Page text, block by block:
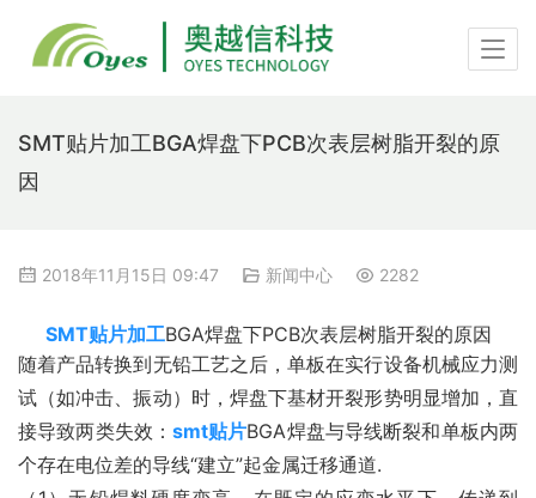
SMT贴片加工BGA焊盘下PCB次表层树脂开裂的原
因
2018年11月15日 09:47 新闻中心 2282
SMT贴片加工BGA焊盘下PCB次表层树脂开裂的原因
随着产品转换到无铅工艺之后，单板在实行设备机械应力测
试（如冲击、振动）时，焊盘下基材开裂形势明显增加，直
接导致两类失效：smt贴片BGA焊盘与导线断裂和单板内两
个存在电位差的导线“建立”起金属迁移通道.